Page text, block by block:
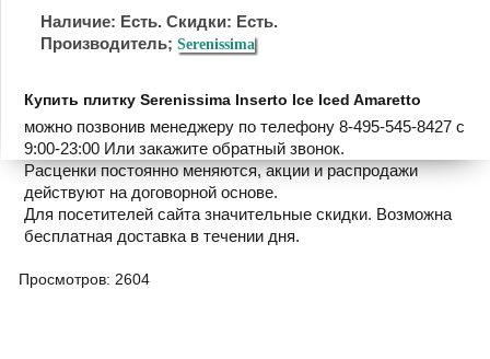
Наличие: Есть. Скидки: Есть.
Производитель; Serenissima
Купить плитку Serenissima Inserto Ice Iced Amaretto
можно позвонив менеджеру по телефону 8-495-545-8427 с
9:00-23:00 Или закажите обратный звонок.
Расценки постоянно меняются, акции и распродажи
действуют на договорной основе.
Для посетителей сайта значительные скидки. Возможна
бесплатная доставка в течении дня.
Просмотров: 2604